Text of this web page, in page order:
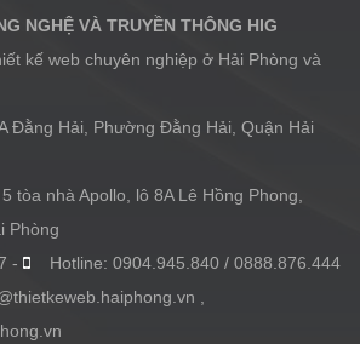
NGHỆ VÀ TRUYỀN THÔNG HIG
kế web chuyên nghiệp ở Hải Phòng và
Đằng Hải, Phường Đằng Hải, Quận Hải
tòa nhà Apollo, lô 8A Lê Hồng Phong,
Phòng
-
Hotline: 0904.945.840 / 0888.876.444